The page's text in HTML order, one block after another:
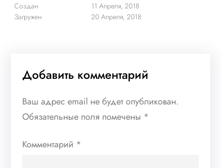
Создан
11 Апреля, 2018
Загружен
20 Апреля, 2018
Добавить комментарий
Ваш адрес email не будет опубликован.
Обязательные поля помечены *
Комментарий *